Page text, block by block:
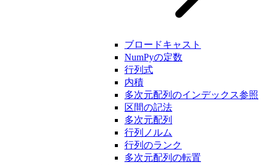
ブロードキャスト
NumPyの定数
行列式
内積
多次元配列のインデックス参照
区間の記法
多次元配列
行列ノルム
行列のランク
多次元配列の転置